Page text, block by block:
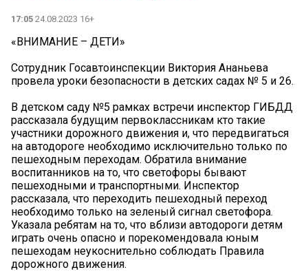
17:05 24.08.2023 16+
«ВНИМАНИЕ – ДЕТИ»
Сотрудник Госавтоинспекции Виктория Ананьева
провела уроки безопасности в детских садах № 5 и 26.
В детском саду №5 рамках встречи инспектор ГИБДД
рассказала будущим первоклассникам кто такие
участники дорожного движения и, что передвигаться
на автодороге необходимо исключительно только по
пешеходным переходам. Обратила внимание
воспитанников на то, что светофоры бывают
пешеходными и транспортными. Инспектор
рассказала, что переходить пешеходный переход
необходимо только на зеленый сигнал светофора.
Указала ребятам на то, что вблизи автодороги детям
играть очень опасно и порекомендовала юным
пешеходам неукоснительно соблюдать Правила
дорожного движения.